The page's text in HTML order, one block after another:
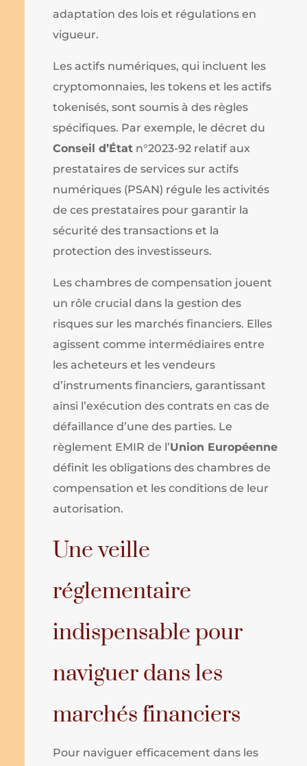
adaptation des lois et régulations en
vigueur.
Les actifs numériques, qui incluent les
cryptomonnaies, les tokens et les actifs
tokenisés, sont soumis à des règles
spécifiques. Par exemple, le décret du
Conseil d’État n°2023-92 relatif aux
prestataires de services sur actifs
numériques (PSAN) régule les activités
de ces prestataires pour garantir la
sécurité des transactions et la
protection des investisseurs.
Les chambres de compensation jouent
un rôle crucial dans la gestion des
risques sur les marchés financiers. Elles
agissent comme intermédiaires entre
les acheteurs et les vendeurs
d’instruments financiers, garantissant
ainsi l’exécution des contrats en cas de
défaillance d’une des parties. Le
règlement EMIR de l’Union Européenne
définit les obligations des chambres de
compensation et les conditions de leur
autorisation.
Une veille
réglementaire
indispensable pour
naviguer dans les
marchés financiers
Pour naviguer efficacement dans les